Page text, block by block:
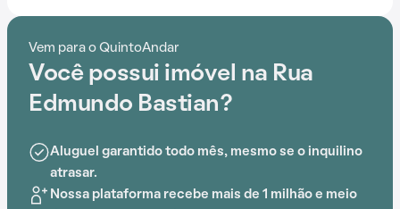
Faculdades Integradas São Judas Tadeu (SJT), UpTime
Com gás encanado e espaço gourmet na área comum,
este empreendimento proporciona opções de lazer
Vem para o QuintoAndar
Você possui imóvel na Rua
Edmundo Bastian?
Aluguel garantido todo mês, mesmo se o inquilino
atrasar.
Nossa plataforma recebe mais de 1 milhão e meio